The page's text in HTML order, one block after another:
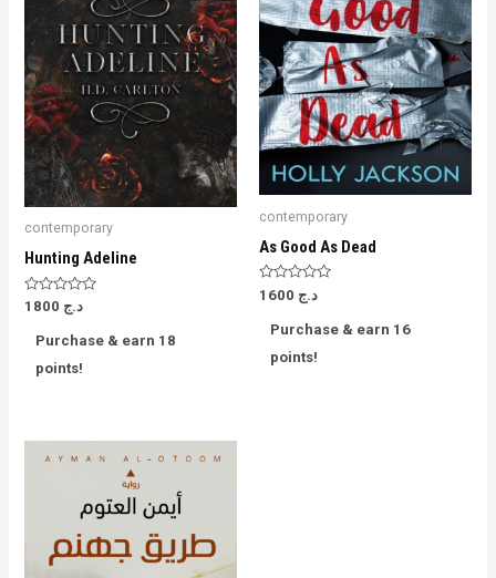
contemporary
Hunting Adeline
Rated
of
د.ج
Purchase & earn 18
points!
contemporary
As Good As Dead
Rated د.ج
Purchase & earn 16
points!